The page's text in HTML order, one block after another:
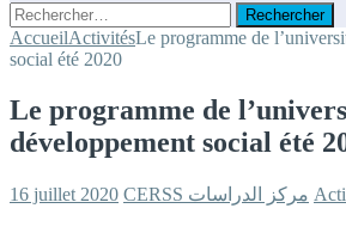
Rechercher :
AccueilActivitésLe programme de
social été 2020
Le programme de
développement social été
16 juillet 2020 CERSS مركز الدراسات